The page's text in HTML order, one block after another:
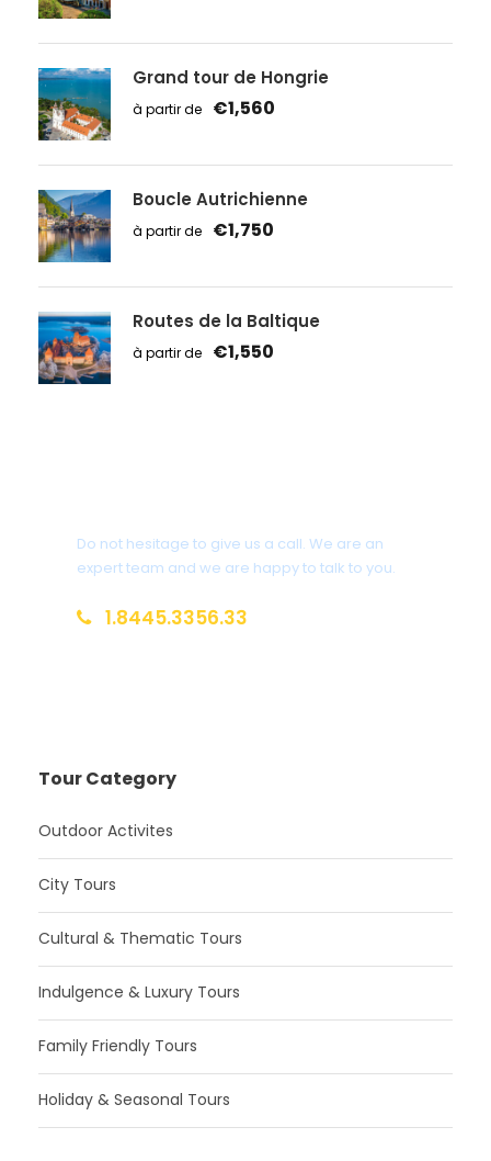
Grand tour de Hongrie
€1,560
Boucle Autrichienne
€1,750
Routes de la Baltique
€1,550
Do not hesitage to give us a call. We are an
expert team and we are happy to talk to you.
1.8445.3356.33
Tour Category
Outdoor Activites
City Tours
Cultural & Thematic Tours
Indulgence & Luxury Tours
Family Friendly Tours
Holiday & Seasonal Tours